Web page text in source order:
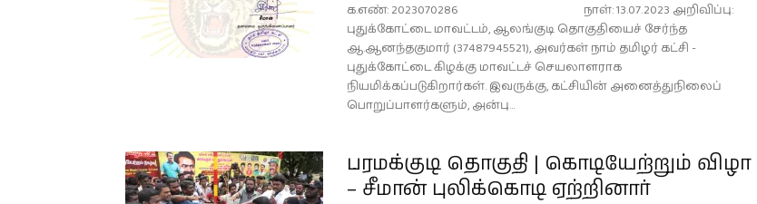
க.எண்: 2023070286 நாள்: 13.07.2023 அறிவிப்பு:
புதுக்கோட்டை மாவட்டம், ஆலங்குடி தொகுதியைச் சேர்ந்த
ஆ.ஆனந்தகுமார் (37487945521), அவர்கள் நாம் தமிழர் கட்சி -
புதுக்கோட்டை கிழக்கு மாவட்டச் செயலாளராக
நியமிக்கப்படுகிறார்கள். இவருக்கு, கட்சியின் அனைத்துநிலைப்
பொறுப்பாளர்களும், அன்பு...
பரமக்குடி தொகுதி | கொடியேற்றும் விழா
– சீமான் புலிக்கொடி ஏற்றினார்